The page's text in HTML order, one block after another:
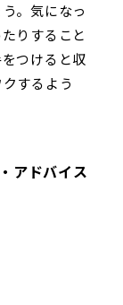
。気になっ
りすること
つけると収
するよう
アドバイス